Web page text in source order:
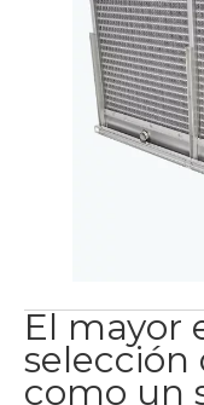
El mayor
como un